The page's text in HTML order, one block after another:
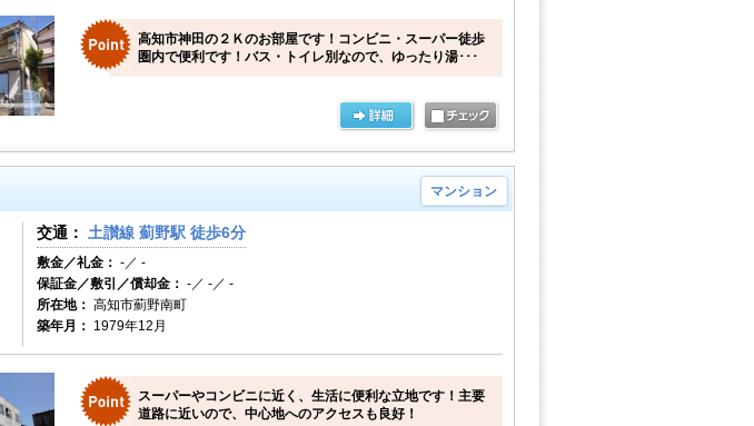
高知市神田の２Ｋのお部屋です！コンビニ・スーパー徒歩
圏内で便利です！バス・トイレ別なので、ゆったり湯･･･
マンション
交通： 土讃線 薊野駅 徒歩6分
敷金／礼金： -／ -
保証金／敷引／償却金： -／ -／ -
所在地： 高知市薊野南町
築年月： 1979年12月
スーパーやコンビニに近く、生活に便利な立地です！主要
道路に近いので、中心地へのアクセスも良好！